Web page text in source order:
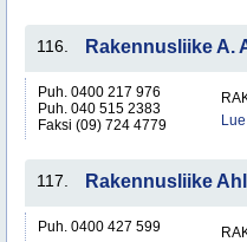
116. Rakennusliike A.
Puh. 0400 217 976
Puh. 040 515 2383
Faksi (09) 724 4779
117. Rakennusliike
Puh. 0400 427 599